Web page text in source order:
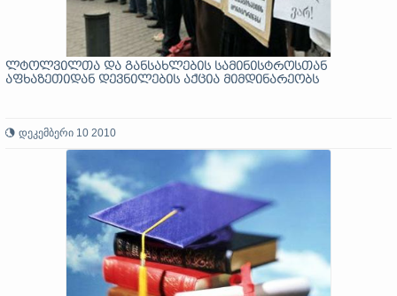
ლტოლვილთა და განსახლების სამინისტროსთან
აფხაზეთიდან დევნილების აქცია მიმდინარეობს
დეკემბერი 10 2010